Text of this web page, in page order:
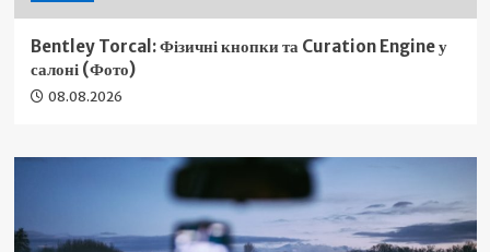
Bentley Torcal: Фізичні кнопки та Curation Engine у
салоні (Фото)
08.08.2026